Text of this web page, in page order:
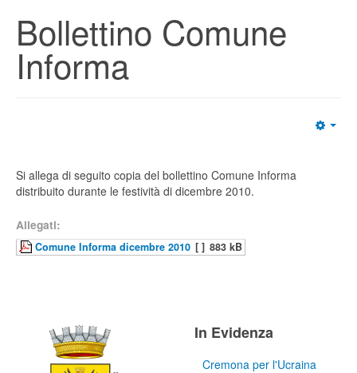
Bollettino Comune
Informa
Si allega di seguito copia del bollettino Comune Informa
distribuito durante le festività di dicembre 2010.
Allegati:
Comune Informa dicembre 2010 [ ] 883 kB
In Evidenza
Cremona per l'Ucraina